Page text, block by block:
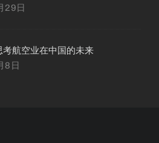
29日
考航空业在中国的未来
8日